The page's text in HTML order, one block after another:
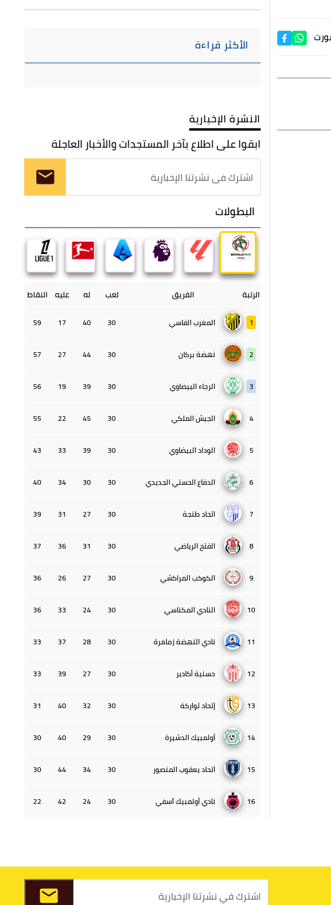
الأكثر قراءة
النشرة الإخبارية
ابقوا على اطلاع بآخر المستجدات والأخبار العاجلة
البطولات
الرتبة الفريق لعب له عليه النقاط
1 المغرب الفاسي 30
40
17
59
2 نهضة بركان 30
44
27
57
3 الرجاء البيضاوي 30
39
19
56
4 الجيش الملكي 30
45
22
55
5 الوداد البيضاوي 30
39
33
43
6 الدفاع الحسني الجديدي 30
30
34
40
7 اتحاد طنجة 30
27
31
39
8 الفتح الرياضي 30
31
36
37
9 الكوكب المراكشي 30
27
26
36
10 النادي المكناسي 30
24
33
36
11 نادي النهضة زمامرة 30
28
37
33
12 حسنية أكادير 30
27
39
33
13 إتحاد تواركة 30
32
40
31
14 أولمبيك الدشيرة 30
29
40
30
15 اتحاد يعقوب المنصور 30
34
44
30
16 نادي أولمبيك آسفي 30
24
42
22